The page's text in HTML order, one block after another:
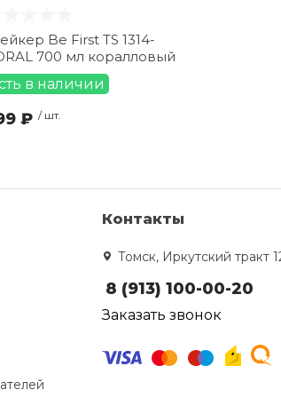
Be First TS 1314-
700 мл коралловый
в наличии
₽ / шт.
Контакты
Томск, Иркутский тракт
8 (913) 100-00-20
Заказать звонок